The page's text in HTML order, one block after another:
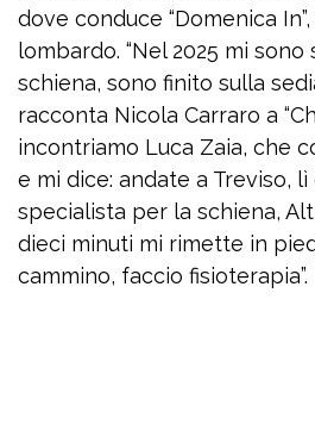
dove conduce “Domenica
lombardo. “Nel 2025 mi
schiena, sono finito sulla
racconta Nicola Carraro a
incontriamo Luca Zaia, che
e mi dice: andate a Treviso, lì
specialista per la schiena,
dieci minuti mi rimette in
cammino, faccio fisioterapia”.